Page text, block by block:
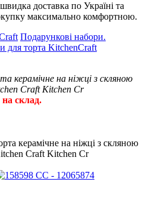
доставка по Україні та
максимально комфортною.
Подарункові набори.
для торта KitchenCraft
керамічне на ніжці з скляною
Craft Kitchen Cr
склад.